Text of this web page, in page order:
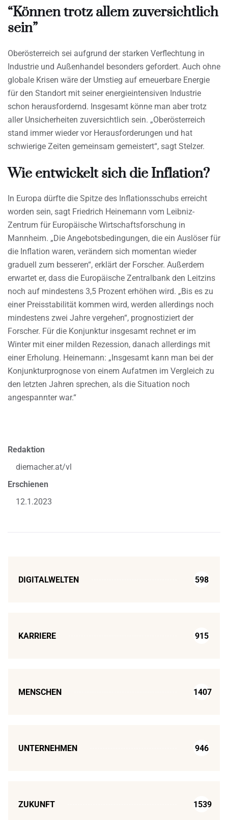
“Können trotz allem zuversichtlich
sein”
Oberösterreich sei aufgrund der starken Verflechtung in
Industrie und Außenhandel besonders gefordert. Auch ohne
globale Krisen wäre der Umstieg auf erneuerbare Energie
für den Standort mit seiner energieintensiven Industrie
schon herausfordernd. Insgesamt könne man aber trotz
aller Unsicherheiten zuversichtlich sein. „Oberösterreich
stand immer wieder vor Herausforderungen und hat
schwierige Zeiten gemeinsam gemeistert“, sagt Stelzer.
Wie entwickelt sich die Inflation?
In Europa dürfte die Spitze des Inflationsschubs erreicht
worden sein, sagt Friedrich Heinemann vom Leibniz-
Zentrum für Europäische Wirtschaftsforschung in
Mannheim. „Die Angebotsbedingungen, die ein Auslöser für
die Inflation waren, verändern sich momentan wieder
graduell zum besseren“, erklärt der Forscher. Außerdem
erwartet er, dass die Europäische Zentralbank den Leitzins
noch auf mindestens 3,5 Prozent erhöhen wird. „Bis es zu
einer Preisstabilität kommen wird, werden allerdings noch
mindestens zwei Jahre vergehen“, prognostiziert der
Forscher. Für die Konjunktur insgesamt rechnet er im
Winter mit einer milden Rezession, danach allerdings mit
einer Erholung. Heinemann: „Insgesamt kann man bei der
Konjunkturprognose von einem Aufatmen im Vergleich zu
den letzten Jahren sprechen, als die Situation noch
angespannter war.“
Redaktion
diemacher.at/vl
Erschienen
12.1.2023
DIGITALWELTEN 598
KARRIERE 915
MENSCHEN 1407
UNTERNEHMEN 946
ZUKUNFT 1539